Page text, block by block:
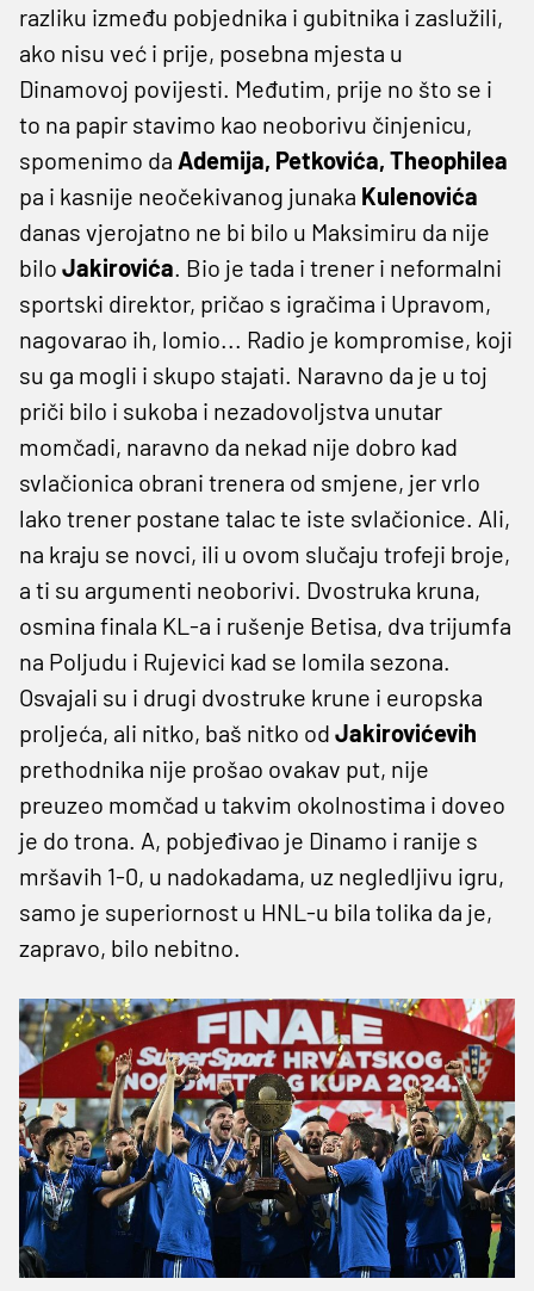
razliku između pobjednika i gubitnika i zaslužili,
ako nisu već i prije, posebna mjesta u
Dinamovoj povijesti. Međutim, prije no što se i
to na papir stavimo kao neoborivu činjenicu,
spomenimo da Ademija, Petkovića, Theophilea
pa i kasnije neočekivanog junaka Kulenovića
danas vjerojatno ne bi bilo u Maksimiru da nije
bilo Jakirovića. Bio je tada i trener i neformalni
sportski direktor, pričao s igračima i Upravom,
nagovarao ih, lomio... Radio je kompromise, koji
su ga mogli i skupo stajati. Naravno da je u toj
priči bilo i sukoba i nezadovoljstva unutar
momčadi, naravno da nekad nije dobro kad
svlačionica obrani trenera od smjene, jer vrlo
lako trener postane talac te iste svlačionice. Ali,
na kraju se novci, ili u ovom slučaju trofeji broje,
a ti su argumenti neoborivi. Dvostruka kruna,
osmina finala KL-a i rušenje Betisa, dva trijumfa
na Poljudu i Rujevici kad se lomila sezona.
Osvajali su i drugi dvostruke krune i europska
proljeća, ali nitko, baš nitko od Jakirovićevih
prethodnika nije prošao ovakav put, nije
preuzeo momčad u takvim okolnostima i doveo
je do trona. A, pobjeđivao je Dinamo i ranije s
mršavih 1-0, u nadokadama, uz negledljivu igru,
samo je superiornost u HNL-u bila tolika da je,
zapravo, bilo nebitno.